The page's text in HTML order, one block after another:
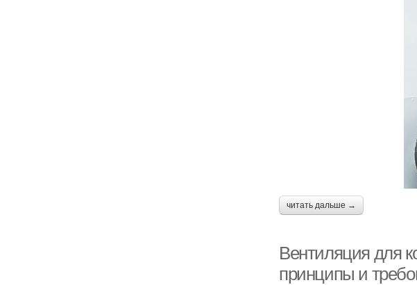
читать дальше →
Вентиляция для
принципы и